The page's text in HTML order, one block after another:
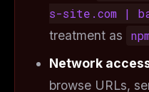
s-site.com |
treatment as
Network
browse URLs,